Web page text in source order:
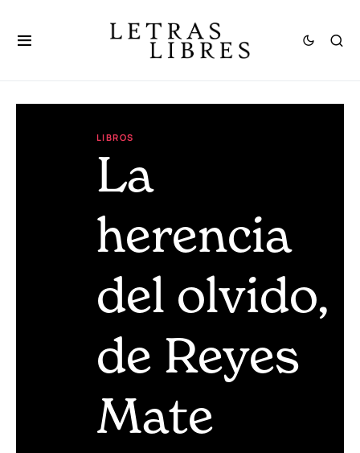
LIBROS
La
herencia
del olvido,
de Reyes
Mate